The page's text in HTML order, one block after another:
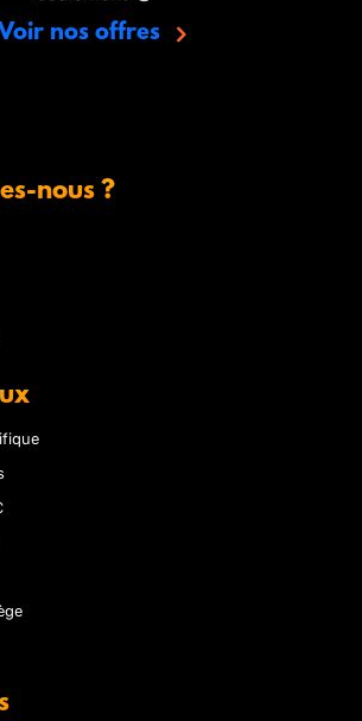
nos offres
nous ?